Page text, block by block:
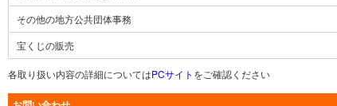
その他の地方公共団体事務
宝くじの販売
各取り扱い内容の詳細についてはPCサイト をご確認ください